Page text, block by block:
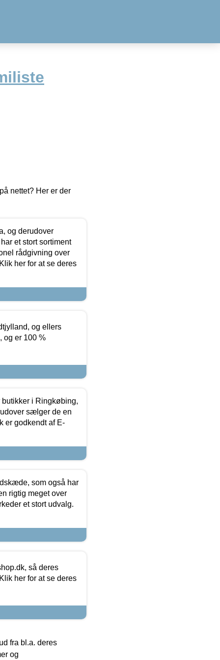
nettet? Her er der
og derudover
et stort sortiment
rådgivning over
her for at se deres
og ellers
og er 100 %
i Ringkøbing,
sælger de en
er godkendt af E-
som også har
rigtig meget over
et stort udvalg.
så deres
her for at se deres
fra bl.a. deres
og